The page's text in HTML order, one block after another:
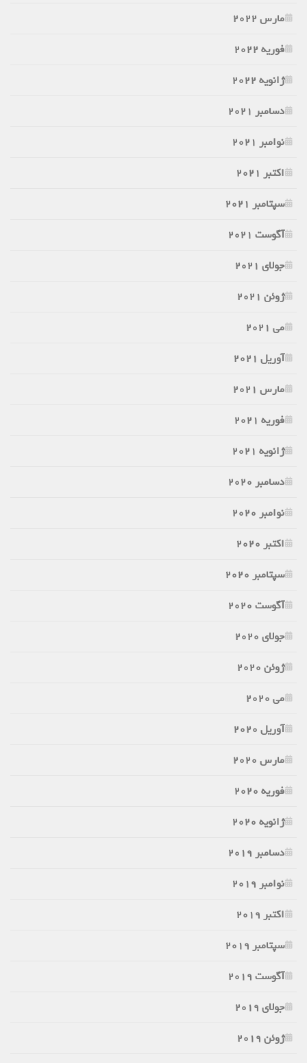
مارس 2022
فوریه 2022
ژانویه 2022
دسامبر 2021
نوامبر 2021
اکتبر 2021
سپتامبر 2021
آگوست 2021
جولای 2021
ژوئن 2021
می 2021
آوریل 2021
مارس 2021
فوریه 2021
ژانویه 2021
دسامبر 2020
نوامبر 2020
اکتبر 2020
سپتامبر 2020
آگوست 2020
جولای 2020
ژوئن 2020
می 2020
آوریل 2020
مارس 2020
فوریه 2020
ژانویه 2020
دسامبر 2019
نوامبر 2019
اکتبر 2019
سپتامبر 2019
آگوست 2019
جولای 2019
ژوئن 2019